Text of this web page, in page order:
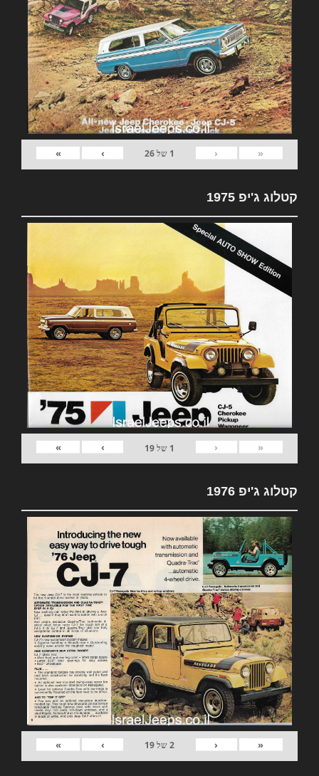
«
‹
1 של26
›
»
קטלוג ג'יפ 1975
«
‹
1 של19
›
»
קטלוג ג'יפ 1976
«
‹
2של19
›
»